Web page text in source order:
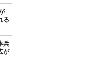
る
兵
が